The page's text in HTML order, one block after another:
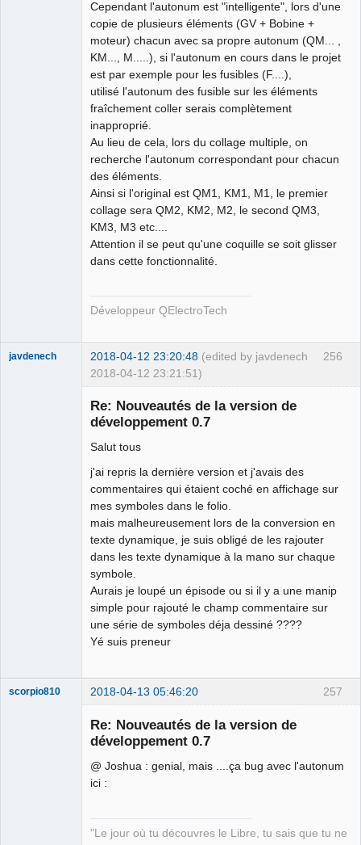
Cependant l'autonum est "intelligente", lors d'une
copie de plusieurs éléments (GV + Bobine +
moteur) chacun avec sa propre autonum (QM... ,
KM..., M.....), si l'autonum en cours dans le projet
est par exemple pour les fusibles (F....),
utilisé l'autonum des fusible sur les éléments
fraîchement coller serais complètement
inapproprié.
Au lieu de cela, lors du collage multiple, on
recherche l'autonum correspondant pour chacun
des éléments.
Ainsi si l'original est QM1, KM1, M1, le premier
collage sera QM2, KM2, M2, le second QM3,
KM3, M3 etc....
Attention il se peut qu'une coquille se soit glisser
dans cette fonctionnalité.
Développeur QElectroTech
256
javdenech 2018-04-12 23:20:48 (edited by javdenech
2018-04-12 23:21:51)
Re: Nouveautés de la version de
développement 0.7
Salut tous
j'ai repris la dernière version et j'avais des
commentaires qui étaient coché en affichage sur
mes symboles dans le folio.
mais malheureusement lors de la conversion en
texte dynamique, je suis obligé de les rajouter
dans les texte dynamique à la mano sur chaque
symbole.
Aurais je loupé un épisode ou si il y a une manip
simple pour rajouté le champ commentaire sur
une série de symboles déja dessiné ????
Yé suis preneur
257
scorpio810 2018-04-13 05:46:20
Re: Nouveautés de la version de
développement 0.7
@ Joshua : genial, mais ....ça bug avec l'autonum
ici :
"Le jour où tu découvres le Libre, tu sais que tu ne